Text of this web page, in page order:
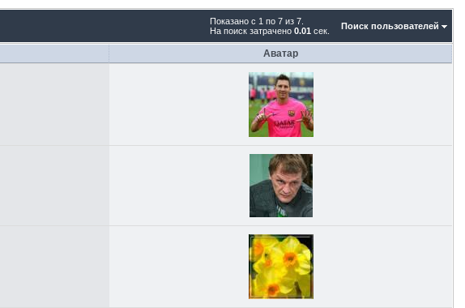
Показано с 1 по 7 из 7.
На поиск затрачено0.01 сек. Поиск пользователей
Аватар